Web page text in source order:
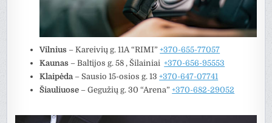
Vilnius – Kareivių g. 11A “RIMI”+370-655-77057
Kaunas – Baltijos g. 58 , Šilainiai+370-656-95553
Klaipėda– Sausio 15-osios g. 13+370-647-07741
Šiauliuose – Gegužių g. 30 “Arena”+370-682-29052